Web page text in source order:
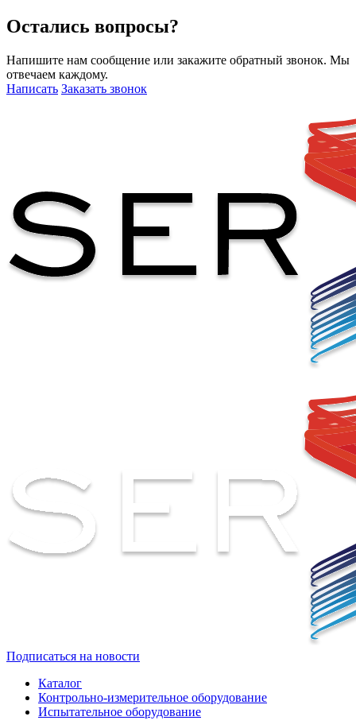
Остались вопросы?
Напишите нам сообщение или закажите обратный звонок. Мы
отвечаем каждому.
Написать Заказать звонок
Подписаться на новости
Каталог
Контрольно-измерительное оборудование
Испытательное оборудование